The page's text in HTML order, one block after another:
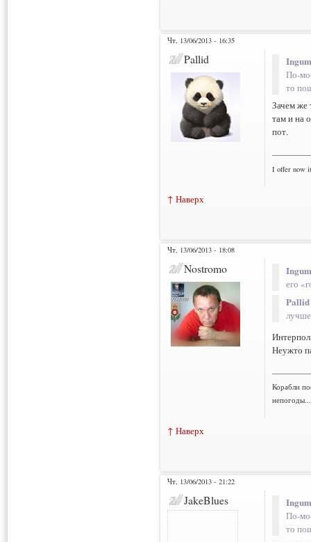
Чт, 13/06/2013 - 16:35
Pallid
По-
то
Зачем же
там и на
пот.
I offer now
↑ Наверх
Чт, 13/06/2013 - 18:08
Nostromo
его
Pallid
лучше
Неужто
Корабли
↑ Наверх
Чт, 13/06/2013 - 21:22
JakeBlues
По-
то